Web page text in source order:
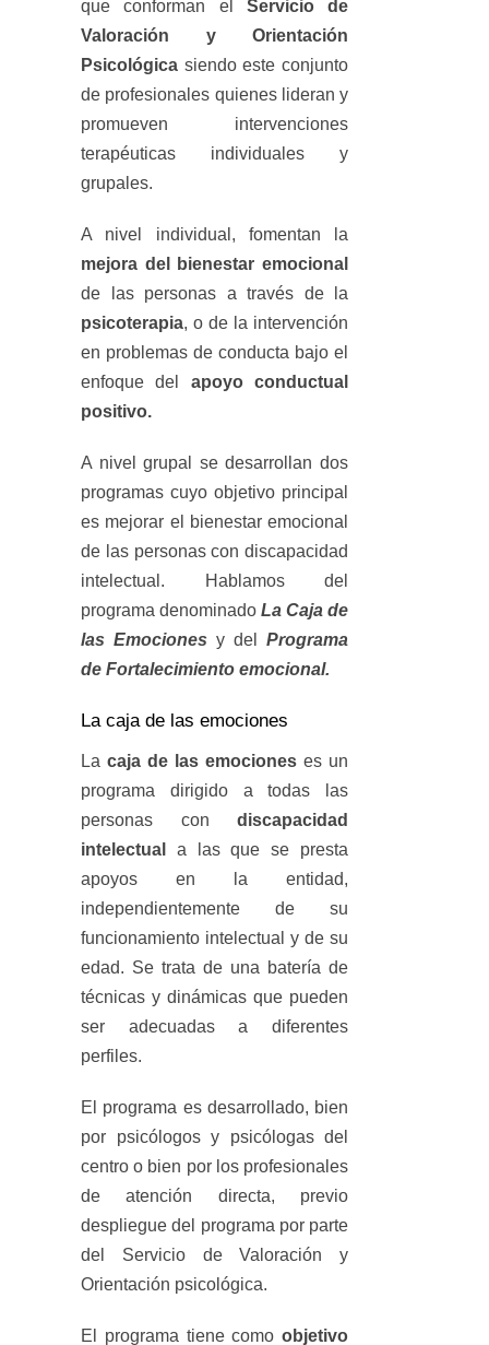
que conforman el Servicio de
Valoración y Orientación
Psicológica siendo este conjunto
de profesionales quienes lideran y
promueven intervenciones
terapéuticas individuales y
grupales.
A nivel individual, fomentan la
mejora del bienestar emocional
de las personas a través de la
psicoterapia, o de la intervención
en problemas de conducta bajo el
enfoque del apoyo conductual
positivo.
A nivel grupal se desarrollan dos
programas cuyo objetivo principal
es mejorar el bienestar emocional
de las personas con discapacidad
intelectual. Hablamos del
programa denominado La Caja de
las Emociones y del Programa
de Fortalecimiento emocional.
La caja de las emociones
La caja de las emociones es un
programa dirigido a todas las
personas con discapacidad
intelectual
a las que se presta
apoyos en la entidad,
independientemente de su
funcionamiento intelectual y de su
edad. Se trata de una batería de
técnicas y dinámicas que pueden
ser adecuadas a diferentes
perfiles.
El programa es desarrollado, bien
por psicólogos y psicólogas del
centro o bien por los profesionales
de atención directa, previo
despliegue del programa por parte
del Servicio de Valoración y
Orientación psicológica.
El programa tiene como objetivo